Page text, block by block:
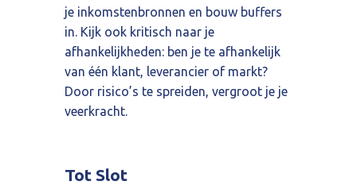
je inkomstenbronnen en bouw buffers
in. Kijk ook kritisch naar je
afhankelijkheden: ben je te afhankelijk
van één klant, leverancier of markt?
Door risico’s te spreiden, vergroot je je
veerkracht.
Tot Slot